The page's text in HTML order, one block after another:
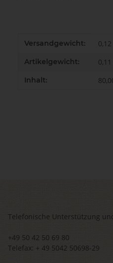
Produkteigenschaft
Wert
Versandgewicht:
Artikelgewicht: 0,11
Inhalt:
Telefonische Unterstützung
+49 50 42 50 69 80
Telefax: + 49 5042 50698-29